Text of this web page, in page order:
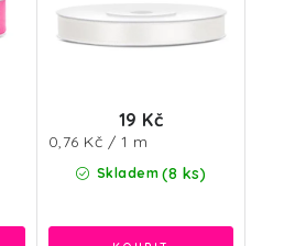
Skladem (8 ks)
19 Kč
Měrná
cena:
0,76 Kč / 1 m